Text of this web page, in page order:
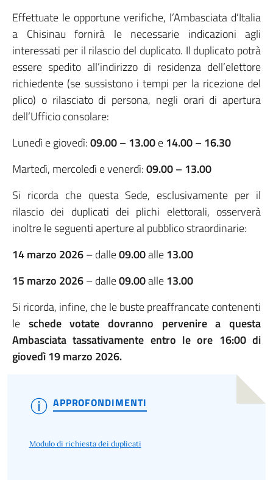
Effettuate le opportune verifiche, l’Ambasciata d’Italia
a Chisinau fornirà le necessarie indicazioni agli
interessati per il rilascio del duplicato. Il duplicato potrà
essere spedito all’indirizzo di residenza dell’elettore
richiedente (se sussistono i tempi per la ricezione del
plico) o rilasciato di persona, negli orari di apertura
dell’Ufficio consolare:
Lunedì e giovedì:09.00 – 13.00e14.00 – 16.30
Martedì, mercoledì e venerdì:09.00 – 13.00
Si ricorda che questa Sede, esclusivamente per il
rilascio dei duplicati dei plichi elettorali, osserverà
inoltre le seguenti aperture al pubblico straordinarie:
14 marzo 2026– dalle09.00alle13.00
15 marzo 2026– dalle09.00alle13.00
Si ricorda, infine, che le buste preaffrancate contenenti
le schede votate dovranno pervenire a questa
Ambasciata tassativamente entro le ore 16:00di
giovedì19 marzo 2026.
APPROFONDIMENTI
Modulo di richiesta dei duplicati